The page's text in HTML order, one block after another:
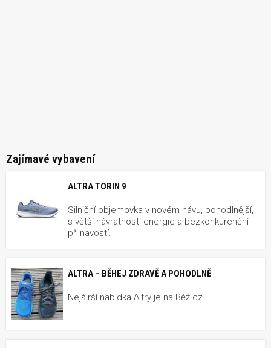
Zajímavé vybavení
ALTRA TORIN 9
Silniční objemovka v novém hávu, pohodlnější,
s větší návratností energie a bezkonkurenční
přilnavostí.
ALTRA – BĚHEJ ZDRAVĚ A POHODLNĚ
Nejširší nabídka Altry je na Běž.cz